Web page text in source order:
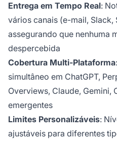
Entrega em Tempo Real:
vários canais (e-mail, Slack,
assegurando que nenhuma
despercebida
Cobertura Multi-Plataforma
simultâneo em ChatGPT,
Overviews, Claude,
emergentes
Limites Personalizáveis:
ajustáveis para diferentes